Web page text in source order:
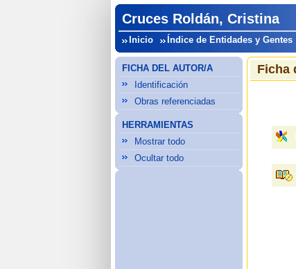
Cruces Roldán, Cristina
Inicio Índice de Entidades y Gentes
FICHA DEL AUTOR/A
Identificación
Obras referenciadas
HERRAMIENTAS
Mostrar todo
Ocultar todo
Ficha